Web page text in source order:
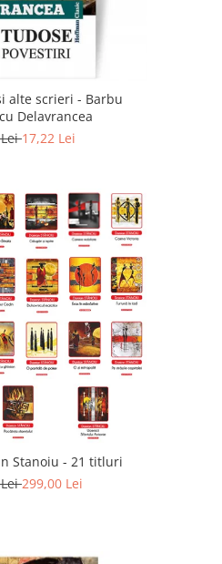
alte scrieri - Barbu
Delavrancea
Lei17,22 Lei
Stanoiu - 21 titluri
Lei299,00 Lei